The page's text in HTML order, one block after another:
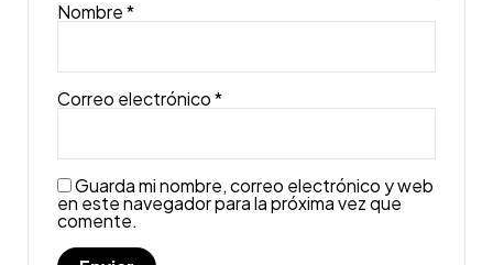
Nombre*
Correo electrónico*
Guarda mi nombre, correo electrónico y web
en este navegador para la próxima vez que
comente.